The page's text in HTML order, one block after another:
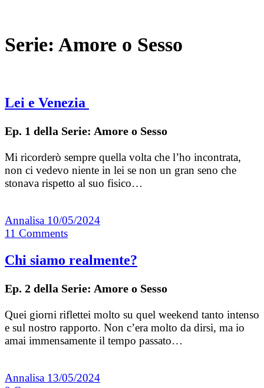
Serie: Amore o Sesso
Lei e Venezia
Ep. 1 della Serie: Amore o Sesso
Mi ricorderò sempre quella volta che l’ho incontrata,
non ci vedevo niente in lei se non un gran seno che
stonava rispetto al suo fisico…
Annalisa 10/05/2024
11 Comments
Chi siamo realmente?
Ep. 2 della Serie: Amore o Sesso
Quei giorni riflettei molto su quel weekend tanto intenso
e sul nostro rapporto. Non c’era molto da dirsi, ma io
amai immensamente il tempo passato…
Annalisa 13/05/2024